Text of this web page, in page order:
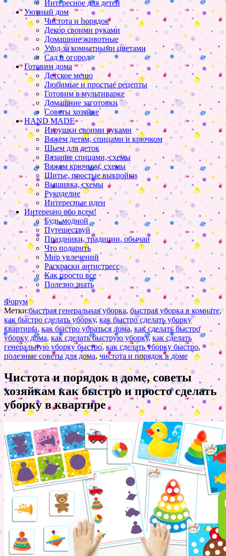
Интересное для детей
Уютный дом
Чистота и порядок
Декор своими руками
Домашние животные
Уход за комнатными цветами
Сад и огород
Готовим дома
Детское меню
Любимые и простые рецепты
Готовим в мультиварке
Домашние заготовки
Советы хозяйке
HAND MADE
Игрушки своими руками
Вяжем детям, спицами и крючком
Шьем для деток
Вязание спицами, схемы
Вяжем крючком, схемы
Шитье, простые выкройки
Вышивка, схемы
Рукоделие
Интересные идеи
Интересно обо всем!
Будь модной
Путешествуй
Праздники, традиции, обычаи
Что подарить
Мир увлечений
Раскраски антистресс
Как просто все
Полезно знать
Форум
Метки:быстрая генеральная уборка,быстрая уборка в комнате,
как быстро сделать уборку,как быстро сделать уборку
квартиры,как быстро убраться дома, как сделать быстро
уборку дома, как сделать быструю уборку, как сделать
генеральную уборку быстро, как сделать уборку быстро,
полезные советы для дома,чистота и порядок в доме
Чистота и порядок в доме, советы
хозяйкам как быстро и просто сделать
уборку в квартире